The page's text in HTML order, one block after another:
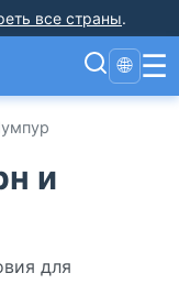
все страны.
🌐 ☰
и
для